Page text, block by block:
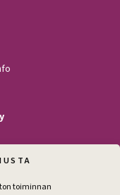
toiminnan